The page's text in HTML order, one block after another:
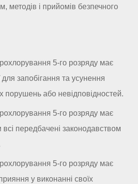
методів і прийомів безпечного
5-го розряду має
запобігання та усунення
порушень або невідповідностей.
5-го розряду має
передбачені законодавством
5-го розряду має
у виконанні своїх